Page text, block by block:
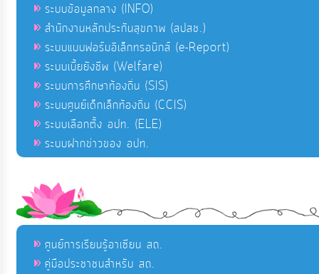
ระบบข้อมูลกลาง (INFO)
สำนักงานหลักประกันสุขภาพ (สปสช.)
ระบบแบบฟอร์มอิเล็กทรอนิกส์ (e-Report)
ระบบเบี้ยยังชีพ (Welfare)
ระบบการศึกษาท้องถิ่น (SIS)
ระบบศูนย์เด็กเล็กท้องถิ่น (CCIS)
ระบบเลือกตั้ง อปท. (ELE)
ระบบฝากข่าวของ อปท.
ศูนย์การเรียนรู้อาเซียน สถ.
คู่มือประชาชนสำหรับ สถ.